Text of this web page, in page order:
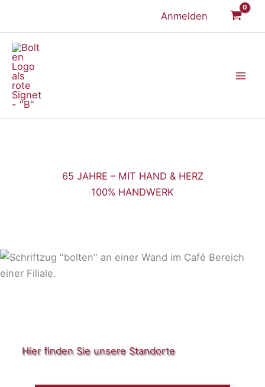
Anmelden
65 JAHRE – MIT HAND & HERZ
100% HANDWERK
Hier finden Sie unsere Standorte